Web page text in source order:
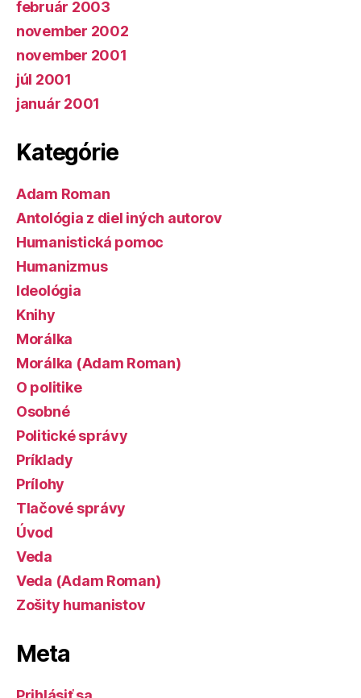
február 2003
november 2002
november 2001
júl 2001
január 2001
Kategórie
Adam Roman
Antológia z diel iných autorov
Humanistická pomoc
Humanizmus
Ideológia
Knihy
Morálka
Morálka (Adam Roman)
O politike
Osobné
Politické správy
Príklady
Prílohy
Tlačové správy
Úvod
Veda
Veda (Adam Roman)
Zošity humanistov
Meta